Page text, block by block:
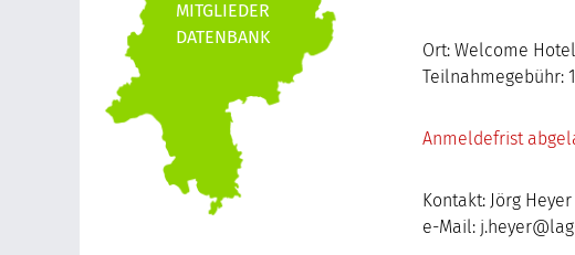
Ort: Welcome
Teilnahmegebühr:
Anmeldefrist
Kontakt: Jörg Heyer
e-Mail: